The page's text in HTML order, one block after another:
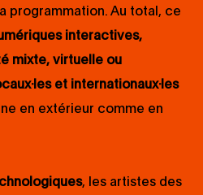
programmation. Au total, ce
interactives,
mixte, virtuelle ou
et internationaux·les
en extérieur comme en
, les artistes des